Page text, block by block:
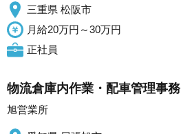
三重県 松阪市
月給20万円～30万円
正社員
物流倉庫内作業・配車管理事務
旭営業所